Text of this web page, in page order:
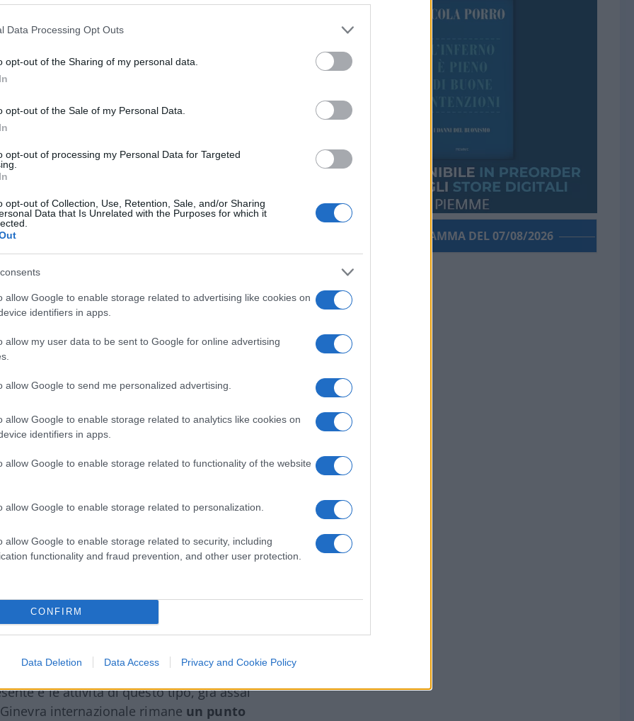
Data Processing Opt Outs
opt-out of the Sharing of my personal data.
opt-out of the Sale of my Personal Data.
opt-out of processing my Personal Data for Targeted
opt-out of Collection, Use, Retention, Sale, and/or Sharing
Data that Is Unrelated with the Purposes for which it
allow Google to enable storage related to advertising like cookies on
identifiers in apps.
allow my user data to be sent to Google for online advertising
allow Google to send me personalized advertising.
allow Google to enable storage related to analytics like cookies on
identifiers in apps.
allow Google to enable storage related to functionality of the website
allow Google to enable storage related to personalization.
allow Google to enable storage related to security, including
functionality and fraud prevention, and other user protection.
CONFIRM
Data Deletion Data Access Privacy and Cookie Policy
dell’Ucraina, ha fornito per la prima volta
e ha concesso rapidamente
della sua politica di sicurezza e di
una svolta nella sua politica nei
aumento massiccio della sua spesa per
la loro richiesta di adesione alla
Russia per l’Europa è tornata a farsi
di mentalità nella discussione
pari della Nato, l’Ue dovrebbe uscire
di sicurezza, mentre altre
come l’Organizzazione per la
ma anche il Consiglio d’Europa,
Cina. La percezione della Cina, prima
si è ravvicinata; come gli Usa, ora anche
maggiore peso agli aspetti strategici
la Russia,gli Usa intendono continuare
momento il contenimento della
della Nato assorbiranno più mezzi
Stati europei sembrino disposti ad
oneri transatlantici.
e le attività di questo tipo, già assai
internazionale rimane un punto
PORROGRAMMA DEL 07/08/2026